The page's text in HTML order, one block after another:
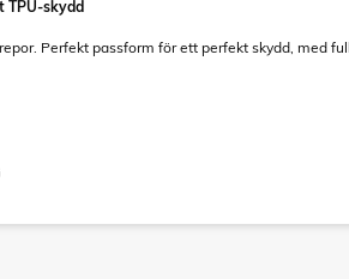
TPU-skydd
Perfekt passform för ett perfekt skydd, med